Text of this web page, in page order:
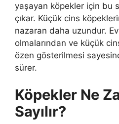
yaşayan köpekler için bu
çıkar. Küçük cins
nazaran daha uzundur. Ev
olmalarından ve küçük
özen gösterilmesi
sürer.
Köpekler Ne
Sayılır?